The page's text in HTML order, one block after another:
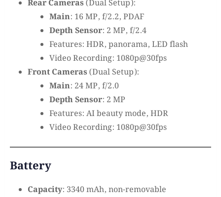
Rear Cameras (Dual Setup):
Main: 16 MP, f/2.2, PDAF
Depth Sensor: 2 MP, f/2.4
Features: HDR, panorama, LED flash
Video Recording: 1080p@30fps
Front Cameras (Dual Setup):
Main: 24 MP, f/2.0
Depth Sensor: 2 MP
Features: AI beauty mode, HDR
Video Recording: 1080p@30fps
Battery
Capacity: 3340 mAh, non-removable